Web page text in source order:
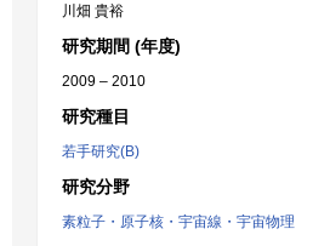
川畑 貴裕
研究期間 (年度)
2009 – 2010
研究種目
若手研究(B)
研究分野
素粒子・原子核・宇宙線・宇宙物理